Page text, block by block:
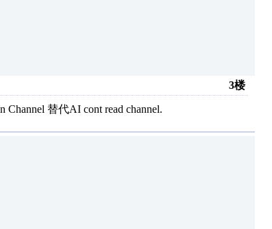
3楼
替代AI cont read channel.